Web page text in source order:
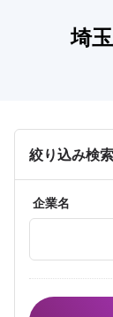
埼
絞り込み検索
企業名